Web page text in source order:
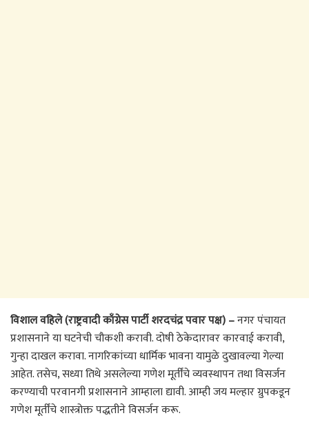
विशाल वहिले (राष्ट्रवादी काँग्रेस पार्टी शरदचंद्र पवार पक्ष) –नगर पंचायत
प्रशासनाने या घटनेची चौकशी करावी. दोषी ठेकेदारावर कारवाई करावी,
गुन्हा दाखल करावा. नागरिकांच्या धार्मिक भावना यामुळे दुखावल्या गेल्या
आहेत. तसेच, सध्या तिथे असलेल्या गणेश मूर्तींचे व्यवस्थापन तथा विसर्जन
करण्याची परवानगी प्रशासनाने आम्हाला द्यावी. आम्ही जय मल्हार ग्रुपकडून
गणेश मूर्तींचे शास्त्रोक्त पद्धतीने विसर्जन करू.